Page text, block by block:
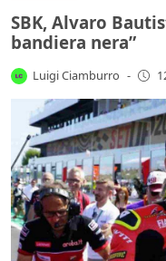
SBK, Alvaro
bandiera nera”
Luigi Ciamburro -